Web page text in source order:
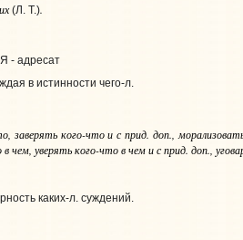
(Л. Т.).
адресат
в истинности чего‑л.
, заверять кого-что и с прид. доп. ,
в чем, уверятького-что в чем и с прид. доп. ,
каких‑л. суждений.